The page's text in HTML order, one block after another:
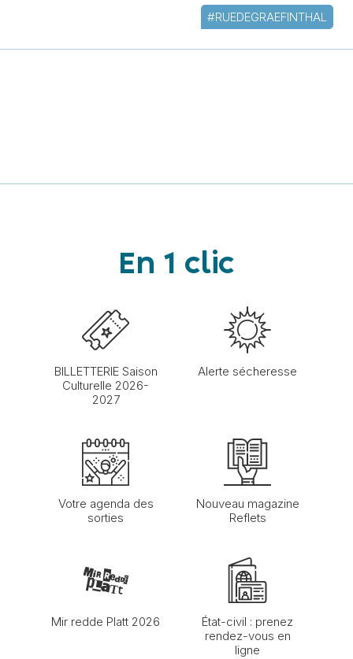
#RUEDEGRAEFINTHAL
En 1 clic
BILLETTERIE Saison
Culturelle 2026-
2027
Alerte sécheresse
Votre agenda des
sorties
Nouveau magazine
Reflets
Mir redde Platt 2026
État-civil : prenez
rendez-vous en
ligne